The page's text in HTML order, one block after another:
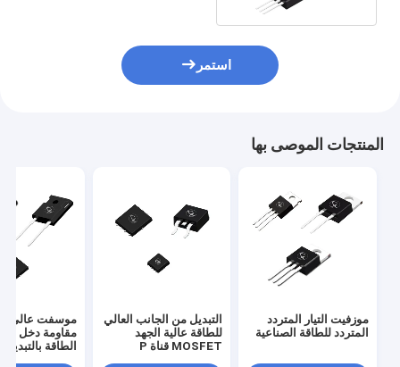
استمر
المنتجات الموصى بها
موزفيت التيار المتردد
المتردد للطاقة الصناعية
التبديل من الجانب العالي
للطاقة عالية الجهد
MOSFET قناة P
موسفت عالي
مقاومة دخل
الطاقة بالتبديل